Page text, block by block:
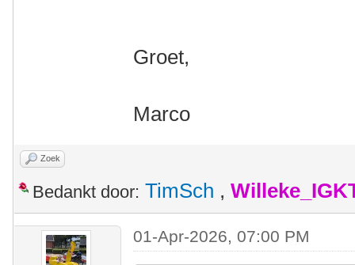
Groet,
Marco
Zoek
Bedankt door: TimSch ,
01-Apr-2026, 07:00 PM